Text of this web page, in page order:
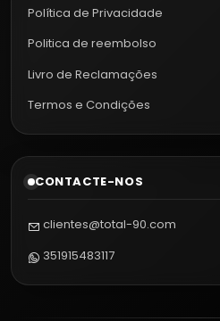
Política de Privacidade
Politica de reembolso
Livro de Reclamações
Termos e Condições
CONTACTE-NOS
clientes@total-90.com
351915483117